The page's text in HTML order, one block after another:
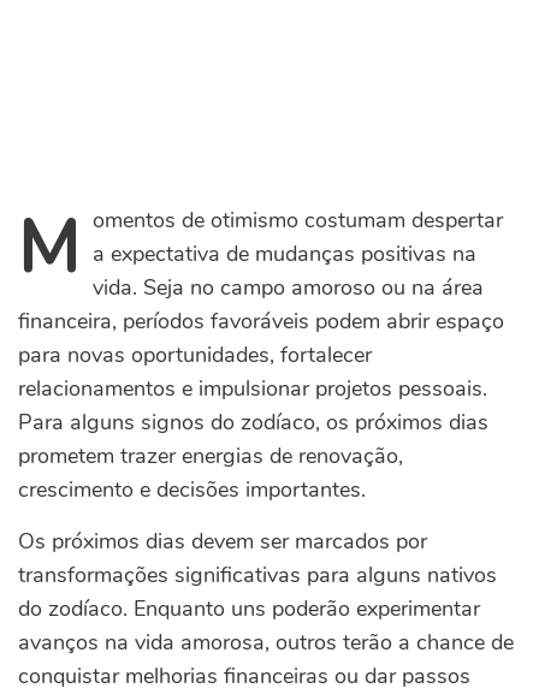
Momentos de otimismo costumam despertar
a expectativa de mudanças positivas na
vida. Seja no campo amoroso ou na área
financeira, períodos favoráveis podem abrir espaço
para novas oportunidades, fortalecer
relacionamentos e impulsionar projetos pessoais.
Para alguns signos do zodíaco, os próximos dias
prometem trazer energias de renovação,
crescimento e decisões importantes.
Os próximos dias devem ser marcados por
transformações significativas para alguns nativos
do zodíaco. Enquanto uns poderão experimentar
avanços na vida amorosa, outros terão a chance de
conquistar melhorias financeiras ou dar passos